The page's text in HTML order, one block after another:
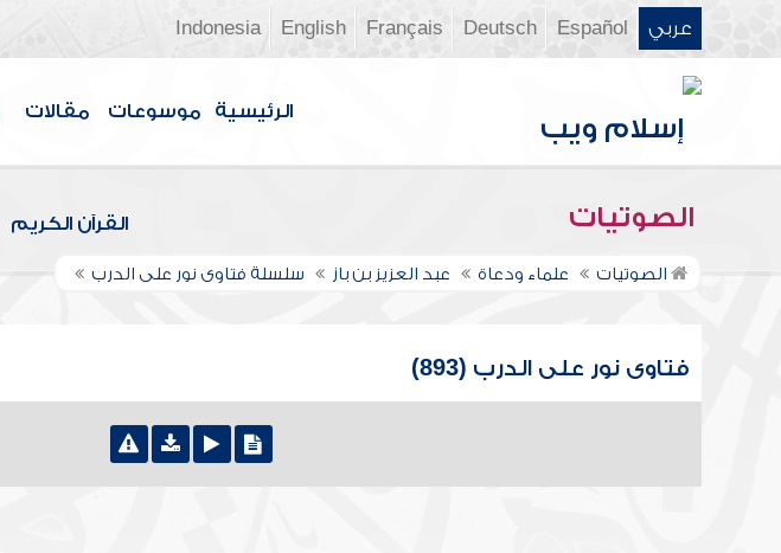
عربي Español
Deutsch
Français
English
Indonesia
الرئيسية موسوعات مقالات
الصوتيات القرآن الكريم
الصوتيات علماء ودعاة عبد العزيز بن باز سلسلة فتاوى نور على الدرب
فتاوى نور على الدرب (893)